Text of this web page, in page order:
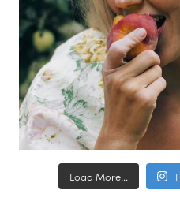
Load More...